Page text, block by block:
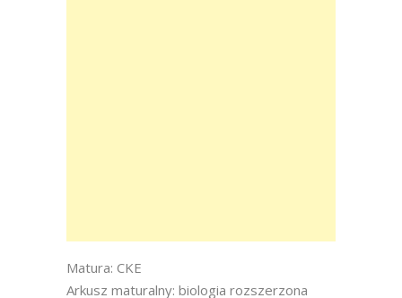
Matura: CKE
Arkusz maturalny: biologia rozszerzona